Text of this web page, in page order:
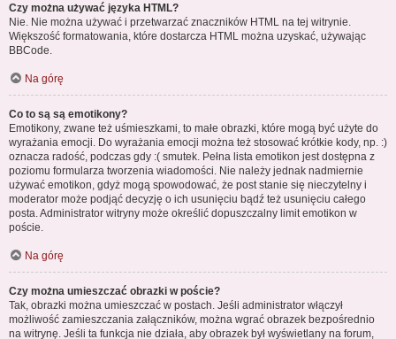
Czy można używać języka HTML?
Nie. Nie można używać i przetwarzać znaczników HTML na tej witrynie.
Większość formatowania, które dostarcza HTML można uzyskać, używając
BBCode.
Na górę
Co to są są emotikony?
Emotikony, zwane też uśmieszkami, to małe obrazki, które mogą być użyte do
wyrażania emocji. Do wyrażania emocji można też stosować krótkie kody, np. :)
oznacza radość, podczas gdy :( smutek. Pełna lista emotikon jest dostępna z
poziomu formularza tworzenia wiadomości. Nie należy jednak nadmiernie
używać emotikon, gdyż mogą spowodować, że post stanie się nieczytelny i
moderator może podjąć decyzję o ich usunięciu bądź też usunięciu całego
posta. Administrator witryny może określić dopuszczalny limit emotikon w
poście.
Na górę
Czy można umieszczać obrazki w poście?
Tak, obrazki można umieszczać w postach. Jeśli administrator włączył
możliwość zamieszczania załączników, można wgrać obrazek bezpośrednio
na witrynę. Jeśli ta funkcja nie działa, aby obrazek był wyświetlany na forum,